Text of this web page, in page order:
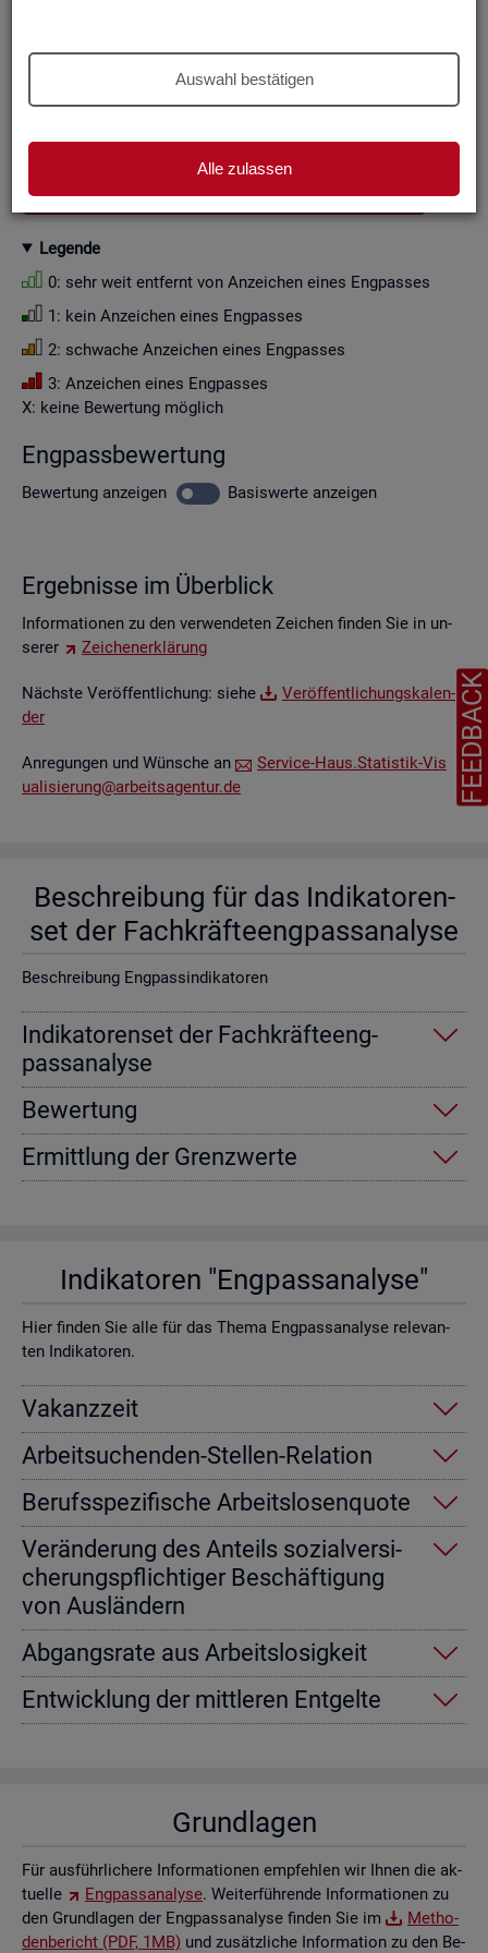
Auswahl bestätigen
Alle zulassen
Zah­len­wer­te i. d. R. auf Viel­fa­che von Zehn ge­run­det (siehe
die Fil­ter­mög­lich­kei­ten und die an­ge­zeig­ten Daten.
GESAMTDOWNLOAD ENGPASSANALYSE ALS CSV
Le­gen­de
0: sehr weit ent­fernt von An­zei­chen eines Eng­pas­ses
1: kein An­zei­chen eines Eng­pas­ses
2: schwa­che An­zei­chen eines Eng­pas­ses
3: An­zei­chen eines Eng­pas­ses
X: keine Be­wer­tung mög­lich
Eng­pass­be­wer­tung
Be­wer­tung an­zei­gen Ba­sis­wer­te an­zei­gen
Er­geb­nis­se im Über­blick
In­for­ma­tio­nen zu den ver­wen­de­ten Zei­chen fin­den Sie in un­
se­rer
Zei­chen­er­klä­rung
Nächs­te Ver­öf­fent­li­chung: siehe
Ver­öf­fent­li­chungs­ka­len­
der
An­re­gun­gen und Wün­sche an
Ser­vice-Haus.​Statistik-​Vis​
uali​sier​ung@​arb​eits​agen​tur.​de
Be­schrei­bung für das In­di­ka­to­ren­
set der Fach­kräf­te­eng­pass­ana­ly­se
Be­schrei­bung Eng­pas­sin­di­ka­to­ren
In­di­ka­to­ren­set der Fach­kräf­te­eng­
pass­ana­ly­se
Be­wer­tung
Er­mitt­lung der Grenz­wer­te
In­di­ka­to­ren "Eng­pass­ana­ly­se"
Hier fin­den Sie alle für das Thema Eng­pass­ana­ly­se re­le­van­
ten In­di­ka­to­ren.
Va­kanz­zeit
Ar­beit­su­chen­den-Stel­len-Re­la­ti­on
Be­rufs­spe­zi­fi­sche Ar­beits­lo­sen­quo­te
Ver­än­de­rung des An­teils so­zi­al­ver­si­
che­rungs­pflich­ti­ger Be­schäf­ti­gung
von Aus­län­dern
Ab­gangs­ra­te aus Ar­beits­lo­sig­keit
Ent­wick­lung der mitt­le­ren Ent­gel­te
Grund­la­gen
Für aus­führ­li­che­re In­for­ma­tio­nen emp­feh­len wir Ihnen die ak­
tu­el­le
Eng­pass­ana­ly­se. Wei­ter­füh­ren­de In­for­ma­tio­nen zu
den Grund­la­gen der Eng­pass­ana­ly­se fin­den Sie im
Me­tho­
den­be­richt (PDF, 1MB) und zu­sätz­li­che In­for­ma­ti­on zu den Be­
FEEDBACK